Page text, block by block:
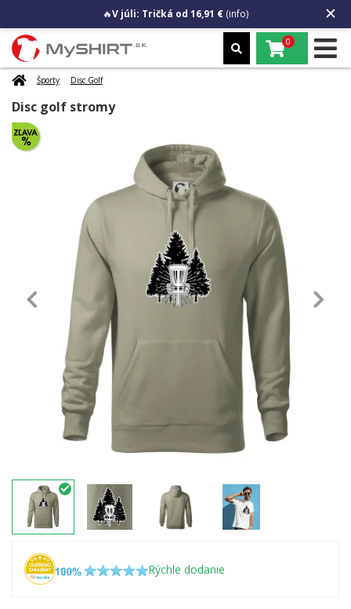
🔥V júli: Tričká od 16,91 € (info)
0
Športy Disc Golf
Disc golf stromy
Rýchle dodanie